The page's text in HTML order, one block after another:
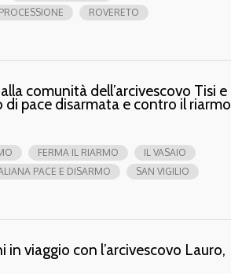
PROCESSIONE
ROVERETO
comunità dell’arcivescovo Tisi e
pace disarmata e contro il riarmo
FERMA IL RIARMO
IL VASAIO
PACE E DISARMO
SAN VIGILIO
viaggio con l’arcivescovo Lauro,